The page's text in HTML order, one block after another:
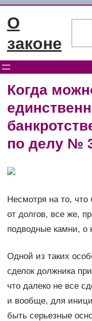
Перейти
О
законе
Когда
по делу №
Несмотря на то, что
от долгов, все же,
подводные камни, о
Одной из таких
сделок должника
что далеко не все
и вообще, для
быть серьезные